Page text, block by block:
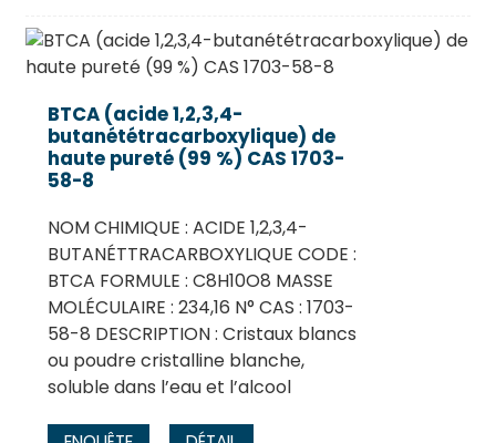
BTCA (acide 1,2,3,4-
butanététracarboxylique) de
haute pureté (99 %) CAS 1703-
58-8
NOM CHIMIQUE : ACIDE 1,2,3,4-
BUTANÉTTRACARBOXYLIQUE CODE :
BTCA FORMULE : C8H10O8 MASSE
MOLÉCULAIRE : 234,16 N° CAS : 1703-
58-8 DESCRIPTION : Cristaux blancs
ou poudre cristalline blanche,
soluble dans l’eau et l’alcool